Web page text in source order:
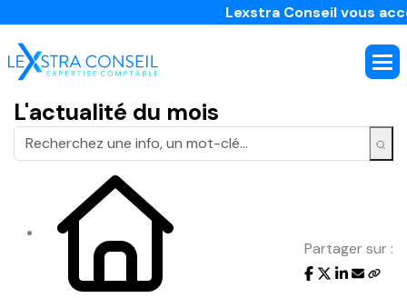
Lexstra Conseil vous
L'actualité du mois
Partager sur :